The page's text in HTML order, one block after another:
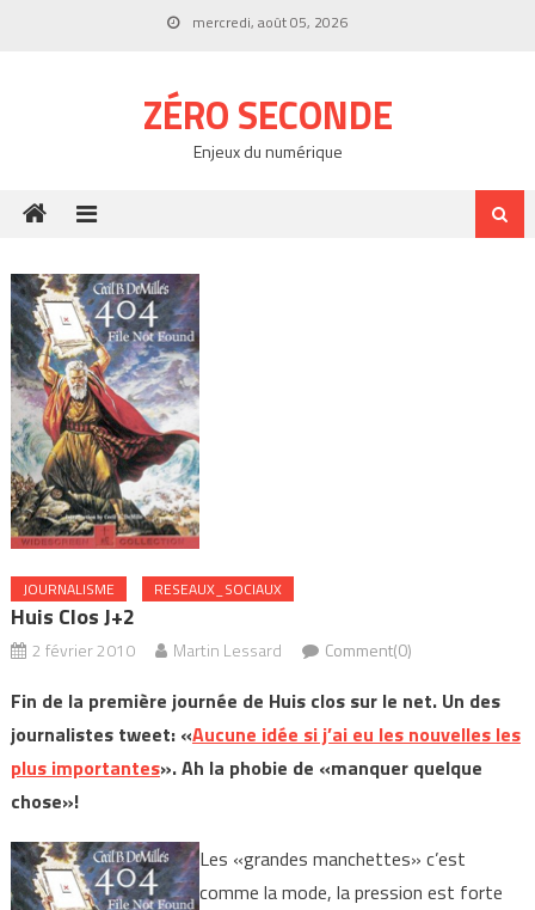
mercredi, août 05, 2026
ZÉRO SECONDE
Enjeux du numérique
JOURNALISME RESEAUX_SOCIAUX
Huis Clos J+2
2 février 2010 Martin Lessard Comment(0)
Fin de la première journée de Huis clos sur le net. Un des
journalistes tweet: «Aucune idée si j’ai eu les nouvelles les
plus importantes». Ah la phobie de «manquer quelque
chose»!
Les «grandes manchettes» c’est
comme la mode, la pression est forte